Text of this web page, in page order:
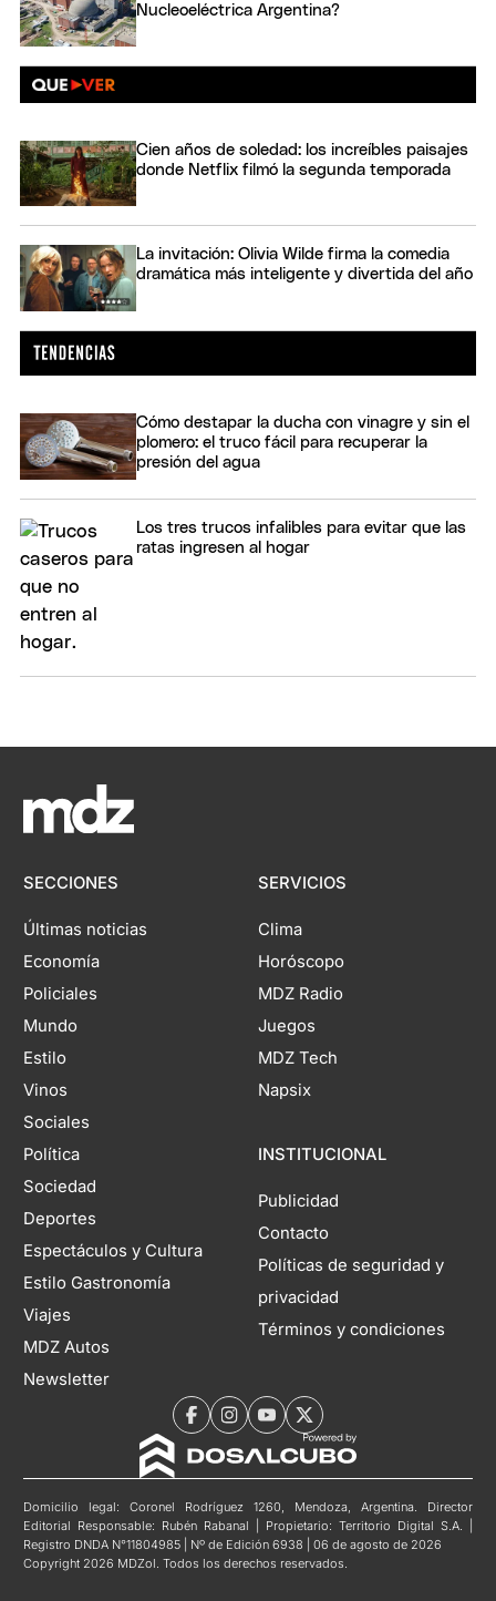
Nucleoeléctrica Argentina?
Cien años de soledad: los increíbles paisajes
donde Netflix filmó la segunda temporada
La invitación: Olivia Wilde firma la comedia
dramática más inteligente y divertida del año
Cómo destapar la ducha con vinagre y sin el
plomero: el truco fácil para recuperar la
presión del agua
Los tres trucos infalibles para evitar que las
ratas ingresen al hogar
SECCIONES
Últimas noticias
Economía
Policiales
Mundo
Estilo
Vinos
Sociales
Política
Sociedad
Deportes
Espectáculos y Cultura
Estilo Gastronomía
Viajes
MDZ Autos
Newsletter
SERVICIOS
Clima
Horóscopo
MDZ Radio
Juegos
MDZ Tech
Napsix
INSTITUCIONAL
Publicidad
Contacto
Políticas de seguridad y
privacidad
Términos y condiciones
Domicilio legal: Coronel Rodríguez 1260, Mendoza, Argentina. Director
Editorial Responsable: Rubén Rabanal | Propietario: Territorio Digital S.A. |
Registro DNDA N°11804985 | Nº de Edición 6938 | 06 de agosto de 2026
Copyright 2026 MDZol. Todos los derechos reservados.